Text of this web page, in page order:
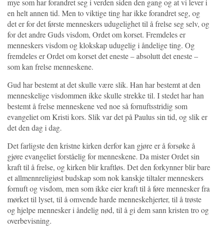
mye som har forandret seg i verden siden den gang og at vi lever i
en helt annen tid. Men to viktige ting har ikke forandret seg, og
det er for det første menneskers udugelighet til å frelse seg selv, og
for det andre Guds visdom, Ordet om korset. Fremdeles er
menneskers visdom og klokskap udugelig i åndelige ting. Og
fremdeles er Ordet om korset det eneste – absolutt det eneste –
som kan frelse menneskene.
Gud har bestemt at det skulle være slik. Han har bestemt at den
menneskelige visdommen ikke skulle strekke til. I stedet har han
bestemt å frelse menneskene ved noe så fornuftsstridig som
evangeliet om Kristi kors. Slik var det på Paulus sin tid, og slik er
det den dag i dag.
Det farligste den kristne kirken derfor kan gjøre er å forsøke å
gjøre evangeliet forståelig for menneskene. Da mister Ordet sin
kraft til å frelse, og kirken blir kraftløs. Det den forkynner blir bare
et allmennreligiøst budskap som nok kanskje tiltaler menneskers
fornuft og visdom, men som ikke eier kraft til å føre mennesker fra
mørket til lyset, til å omvende harde menneskehjerter, til å trøste
og hjelpe mennesker i åndelig nød, til å gi dem sann kristen tro og
overbevisning.